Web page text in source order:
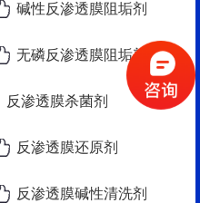
碱性反渗透膜阻垢剂
无磷反渗透膜阻垢剂
反渗透膜杀菌剂
反渗透膜还原剂
反渗透膜碱性清洗剂